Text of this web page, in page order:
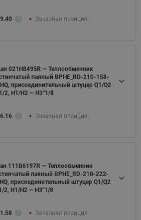
Заказная позиция
021H8495R — Теплообменник
паяный BPHE_RD-210-158-
присоединительный штуцер Q1/Q2
2, H1/H2 — H3''1/8
Заказная позиция
111B6197R — Теплообменник
паяный BPHE_RD-210-222-
присоединительный штуцер Q1/Q2
2, H1/H2 — H3"1/8
Заказная позиция